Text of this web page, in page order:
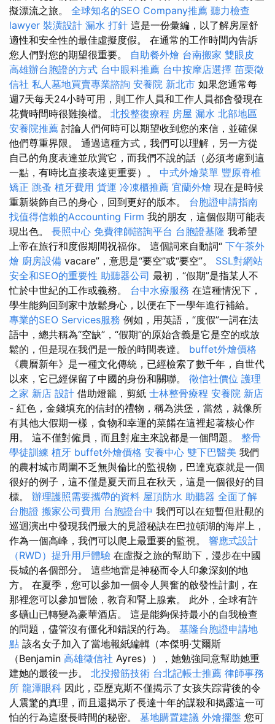
擬漂流之旅。 全球知名的SEO Company推薦 聽力檢查
lawyer 裝潢設計 漏水 打針 這是一份彙編，以了解房屋舒
適性和安全性的最佳虛擬度假。 在通常的工作時間內告訴
您人們對您的期望很重要。 自助餐外燴 台南搬家 雙眼皮
高雄辦台胞證的方式 台中眼科推薦 台中按摩店選擇 苗栗徵
信社 私人墓地買賣專業諮詢 安養院 新北市 如果您通常每
週7天每天24小時可用，則工作人員和工作人員都會發現在
花費時間時很難換檔。 北投整復療程 房屋 漏水 北部地區
安養院推薦 討論人們何時可以期望收到您的來信，並確保
他們尊重界限。 通過這種方式，我們可以理解，另一方從
自己的角度表達並欣賞它，而我們不說的話（必須考慮到這
一點，有時比直接表達更重要）。 中式外燴菜單 豐原脊椎
矯正 跳蚤 植牙費用 貨運 冷凍櫃推薦 宜蘭外燴 現在是時候
重新裝飾自己的身心，回到更好的版本。 台胞證申請指南
找值得信賴的Accounting Firm 我的朋友，這個假期可能表
現出色。 長照中心 免費律師諮詢平台 台胞證基隆 我希望
上帝在旅行和度假期間祝福你。 這個詞來自動詞“ 下午茶外
燴 廚房設備 vacare”，意思是“要空”或“要空”。 SSL對網站
安全和SEO的重要性 助聽器公司 最初，“假期”是指某人不
忙於中世紀的工作或義務。 台中水療服務 在這種情況下，
學生能夠回到家中放鬆身心，以便在下一學年進行補給。
專業的SEO Services服務 例如，用英語，“度假”一詞在法
語中，總共稱為“空缺”，“假期”的原始含義是它是空的或放
鬆的，但是現在我們是一般的時間表達。 buffet外燴價格
《農曆新年》是一種文化傳統，已經檢索了數千年，自世代
以來，它已經保留了中國的身份和關聯。 徵信社價位 護理
之家 新店 設計 借助燈籠，剪紙 士林整骨療程 安養院 新店
- 紅色，金錢填充的信封的禮物，稱為洪堡，當然，就像所
有其他大假期一樣，食物和幸運的菜餚在這裡起著核心作
用。 這不僅對僱員，而且對雇主來說都是一個問題。 整骨
學徒訓練 植牙 buffet外燴價格 安養中心 雙下巴醫美 我們
的農村城市周圍不乏無與倫比的監視物，巴達克森就是一個
很好的例子，這不僅是夏天而且在秋天，這是一個很好的目
標。 辦理護照需要攜帶的資料 屋頂防水 助聽器 全面了解
台胞證 搬家公司費用 台胞證台中 我們可以在短暫但壯觀的
巡迴演出中發現我們最大的見證秘訣在巴拉頓湖的海岸上，
作為一個高峰，我們可以爬上最重要的監視。 響應式設計
（RWD）提升用戶體驗 在虛擬之旅的幫助下，漫步在中國
長城的各個部分。 這些地雷是神秘而令人印象深刻的地
方。 在夏季，您可以參加一個令人興奮的啟發性計劃，在
那裡您可以參加冒險，教育和腎上腺素。 此外，全球有許
多礦山已轉變為豪華酒店。 這是能夠保持最小的自我檢查
的問題，儘管沒有僵化和錯誤的行為。 基隆台胞證申請地
點 該名女子加入了當地報紙編輯（本傑明·艾爾斯
（Benjamin 高雄徵信社 Ayres）），她勉強同意幫助她重
建她的最後一步。 北投撥筋技術 台北記帳士推薦 律師事務
所 龍潭眼科 因此，亞歷克斯不僅揭示了女孩失踪背後的令
人震驚的真理，而且還揭示了長達十年的謀殺和揭露這一可
怕的行為這麼長時間的秘密。 墓地購置建議 外燴擺盤 您可